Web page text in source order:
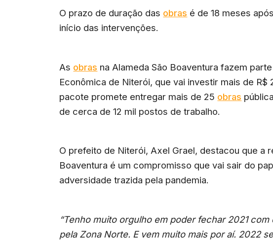
O prazo de duração das obras é de 18 meses
início das intervenções.
As obras na Alameda São Boaventura fazem
Econômica de Niterói, que vai investir mais de R$
pacote promete entregar mais de 25 obras
de cerca de 12 mil postos de trabalho.
O prefeito de Niterói, Axel Grael, destacou que a
Boaventura é um compromisso que vai sair do
adversidade trazida pela pandemia.
“Tenho muito orgulho em poder fechar 2021
pela Zona Norte. E vem muito mais por aí. 2022